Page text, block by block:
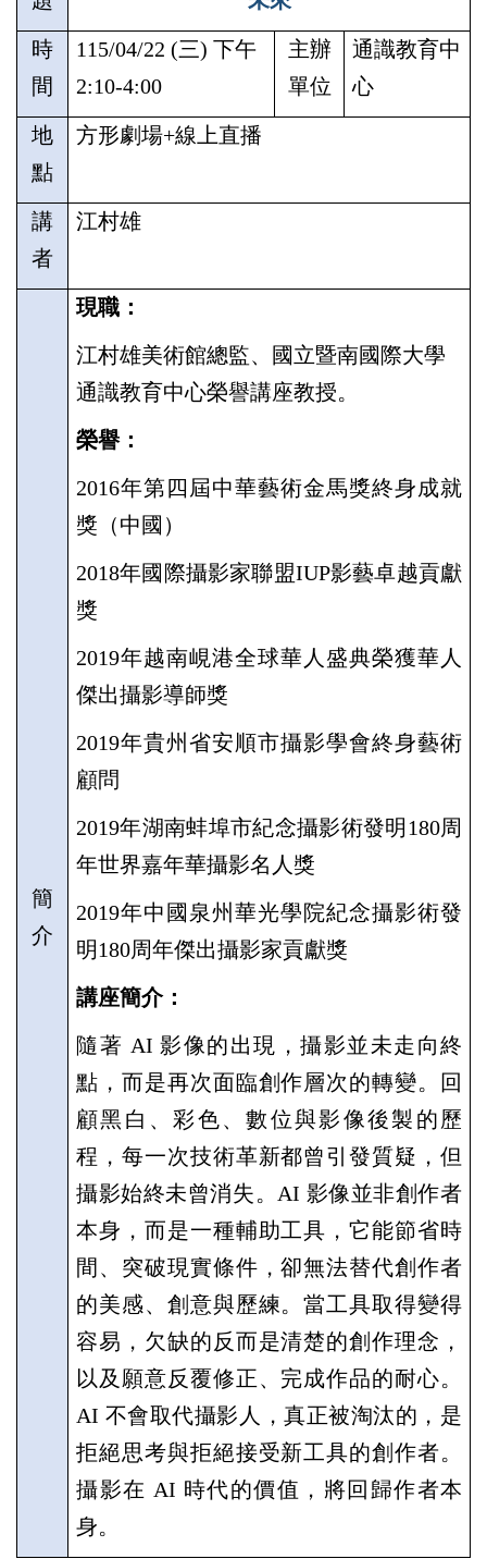
時
間
115/04/22 (三) 下午
2:10-4:00
主辦
單位
通識教育中
心
地
點
方形劇場+線上直播
講
者
江村雄
簡
介
現職：
江村雄美術館總監、國立暨南國際大學
通識教育中心榮譽講座教授。
榮譽：
2016年第四屆中華藝術金馬獎終身成就
獎（中國）
2018年國際攝影家聯盟IUP影藝卓越貢獻
獎
2019年越南峴港全球華人盛典榮獲華人
傑出攝影導師獎
2019年貴州省安順市攝影學會終身藝術
顧問
2019年湖南蚌埠市紀念攝影術發明 180周
年世界嘉年華攝影名人獎
2019年中國泉州華光學院紀念攝影術發
明180周年傑出攝影家貢獻獎
講座簡介：
隨著 AI 影像的出現，攝影並未走向終
點，而是再次面臨創作層次的轉變。回
顧黑白、彩色、數位與影像後製的歷
程，每一次技術革新都曾引發質疑，但
攝影始終未曾消失。 AI 影像並非創作者
本身，而是一種輔助工具，它能節省時
間、突破現實條件，卻無法替代創作者
的美感、創意與歷練。當工具取得變得
容易，欠缺的反而是清楚的創作理念，
以及願意反覆修正、完成作品的耐心。
AI 不會取代攝影人，真正被淘汰的，是
拒絕思考與拒絕接受新工具的創作者。
攝影在 AI 時代的價值，將回歸作者本
身。